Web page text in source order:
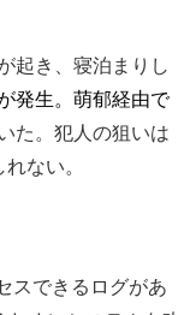
起き、寝泊まりし
発生。萌郁経由で
た。犯人の狙いは
ない。
スできるログがあ